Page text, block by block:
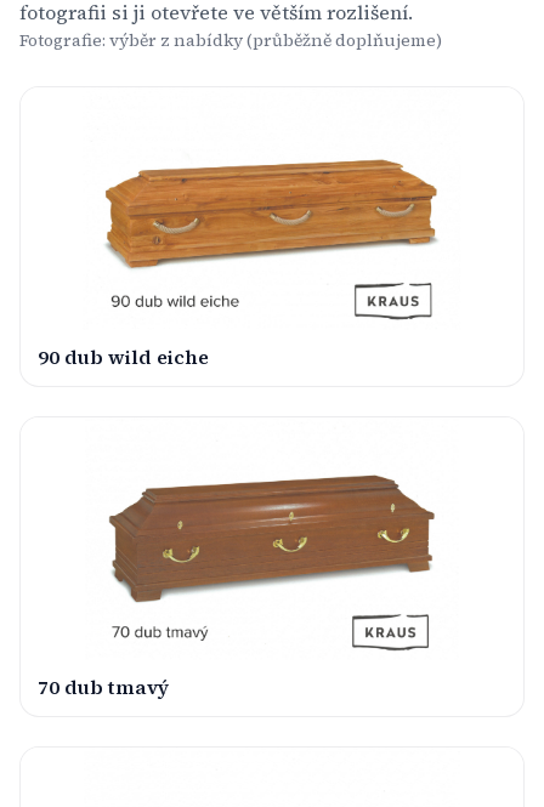
fotografii si ji otevřete ve větším rozlišení.
Fotografie: výběr z nabídky (průběžně doplňujeme)
90 dub wild eiche
70 dub tmavý